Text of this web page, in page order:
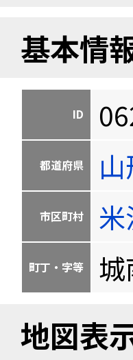
基本情
ID
都道府県
市区町村
町丁・字等
地図表